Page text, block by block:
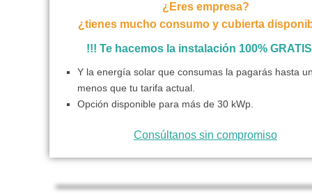
¿Eres empresa?
¿tienes mucho consumo y cubierta
!!! Te hacemos la instalación 100%
Y la energía solar que consumas la pagarás hasta
menos que tu tarifa actual.
Opción disponible para más de 30 kWp.
Consúltanos sin compromiso